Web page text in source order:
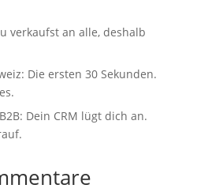
verkaufst an alle, deshalb
Die ersten 30 Sekunden.
Dein CRM lügt dich an.